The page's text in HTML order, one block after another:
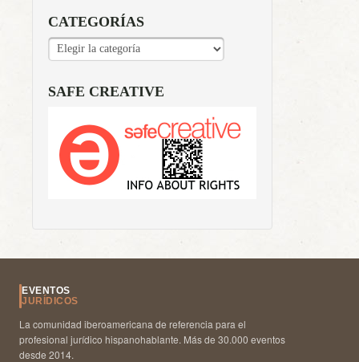
CATEGORÍAS
CATEGORÍAS
SAFE CREATIVE
EVENTOS
JURÍDICOS
La comunidad iberoamericana de referencia para el
profesional jurídico hispanohablante. Más de 30.000 eventos
desde 2014.